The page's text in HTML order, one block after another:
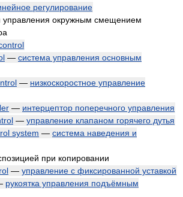
регулирование
управления окружным смещением
— система управления основным
— низкоскоростное управление
— интерцептор поперечного управления
— управление клапаном горячего дутья
system — система наведения и
при копировании
— управление с фиксированной уставкой
рукоятка управления подъёмным